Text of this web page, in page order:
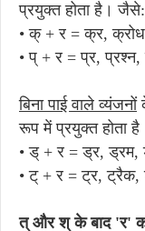
प्रयुक्त होता है। जैसे:
• क् + र = क्र,
• प् + र = प्र, प्रश्न,
बिना पाई वाले व्यंजनों
रूप में प्रयुक्त होता
• ड् + र = ड्र, ड्रम,
• ट् + र = ट्र,
त् और श् के बाद 'र'